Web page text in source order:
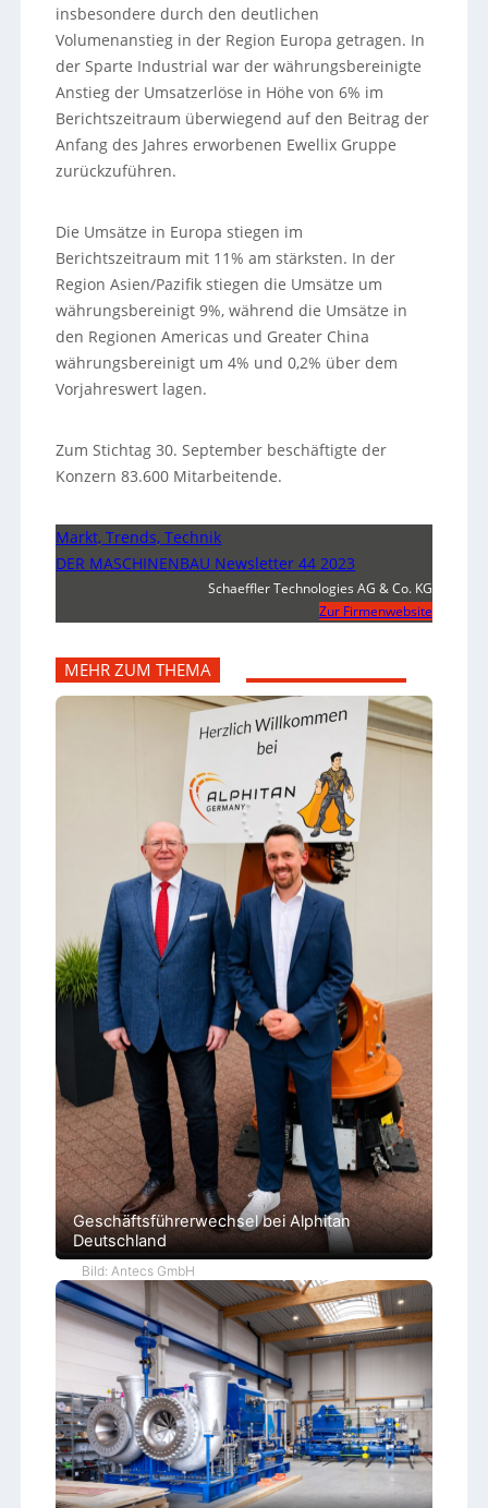
insbesondere durch den deutlichen
Volumenanstieg in der Region Europa getragen. In
der Sparte Industrial war der währungsbereinigte
Anstieg der Umsatzerlöse in Höhe von 6% im
Berichtszeitraum überwiegend auf den Beitrag der
Anfang des Jahres erworbenen Ewellix Gruppe
zurückzuführen.
Die Umsätze in Europa stiegen im
Berichtszeitraum mit 11% am stärksten. In der
Region Asien/Pazifik stiegen die Umsätze um
währungsbereinigt 9%, während die Umsätze in
den Regionen Americas und Greater China
währungsbereinigt um 4% und 0,2% über dem
Vorjahreswert lagen.
Zum Stichtag 30. September beschäftigte der
Konzern 83.600 Mitarbeitende.
Markt, Trends, Technik
DER MASCHINENBAU Newsletter 44 2023
Schaeffler Technologies AG & Co. KG
Zur Firmenwebsite
MEHR ZUM THEMA
Geschäftsführerwechsel bei Alphitan
Deutschland
Bild: Antecs GmbH